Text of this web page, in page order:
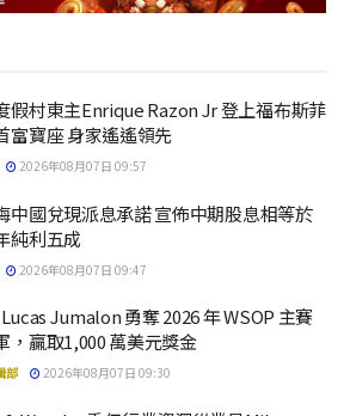
假村東主Enrique Razon Jr 登上福布斯菲
富寶座 身家遙遙領先
2026年08月07日 09:57
中國兌現派息承諾 宣佈中期股息相等於
純利五成
2026年08月07日 09:47
Jumalon 勇奪 2026 年 WSOP 主賽
，贏取1,000 萬美元獎金
部 2026年08月07日 09:30